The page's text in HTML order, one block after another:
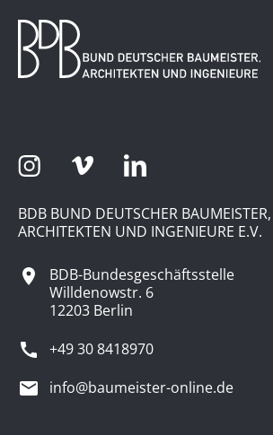
BDB BUND DEUTSCHER BAUMEISTER,
ARCHITEKTEN UND INGENIEURE E.V.
BDB-Bundesgeschäftsstelle
Willdenowstr. 6
12203 Berlin
+49 30 8418970
info@baumeister-online.de